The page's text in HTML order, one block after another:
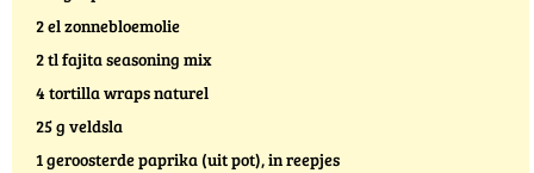
2 el zonnebloemolie
2 tl fajita seasoning mix
4 tortilla wraps naturel
25 g veldsla
1 geroosterde paprika (uit pot), in reepjes